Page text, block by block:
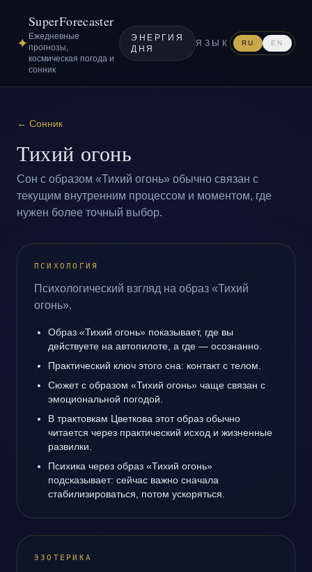
✦
SuperForecaster
Ежедневные
прогнозы,
космическая погода и
сонник
ЭНЕРГИЯ
ДНЯ
ЯЗЫК RU EN
← Сонник
Тихий огонь
Сон с образом «Тихий огонь» обычно связан с
текущим внутренним процессом и моментом, где
нужен более точный выбор.
ПСИХОЛОГИЯ
Психологический взгляд на образ «Тихий
огонь».
Образ «Тихий огонь» показывает, где вы
действуете на автопилоте, а где — осознанно.
Практический ключ этого сна: контакт с телом.
Сюжет с образом «Тихий огонь» чаще связан с
эмоциональной погодой.
В трактовкам Цветкова этот образ обычно
читается через практический исход и жизненные
развилки.
Психика через образ «Тихий огонь»
подсказывает: сейчас важно сначала
стабилизироваться, потом ускоряться.
ЭЗОТЕРИКА